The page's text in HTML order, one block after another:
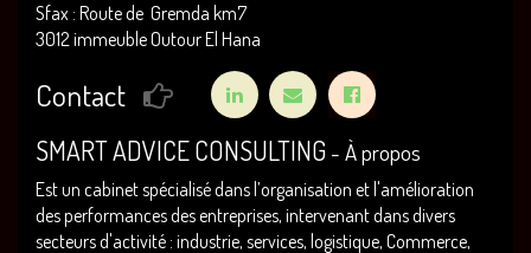
Sfax : Route de Gremda km7
3012 immeuble Outour El Hana
Contact
SMART ADVICE CONSULTING - À propos
Est un cabinet spécialisé dans l’organisation et l'amélioration
des performances des entreprises, intervenant dans divers
secteurs d'activité : industrie, services, logistique, Commerce,